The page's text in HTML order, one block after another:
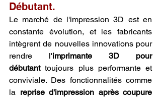
Débutant.
Le marché de l'impression 3D est en
constante évolution, et les fabricants
intègrent de nouvelles innovations pour
rendre l'imprimante 3D pour
débutant toujours plus performante et
conviviale. Des fonctionnalités comme
la reprise d'impression après coupure